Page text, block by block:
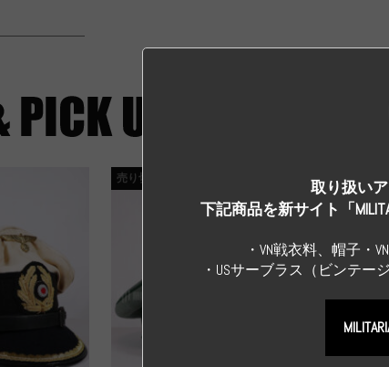
売り切れ 売り切れ
取り扱い
下記商品を新サイト「
・VN戦衣料、帽子・
・USサーブラス（ビンテー